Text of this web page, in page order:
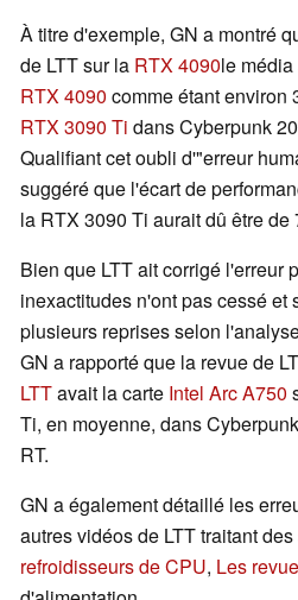
À titre d'exemple, GN a montré
de LTT sur la RTX 4090le
RTX 4090 comme étant environ
RTX 3090 Ti dans Cyberpunk
Qualifiant cet oubli d'"erreur
suggéré que l'écart de
la RTX 3090 Ti aurait dû être de
Bien que LTT ait corrigé l'erreur
inexactitudes n'ont pas cessé et
plusieurs reprises selon
GN a rapporté que la revue de
LTTavait la carte Intel Arc A750
Ti, en moyenne, dans
RT.
GN a également détaillé les
autres vidéos de LTT traitant
refroidisseurs de CPU, Les